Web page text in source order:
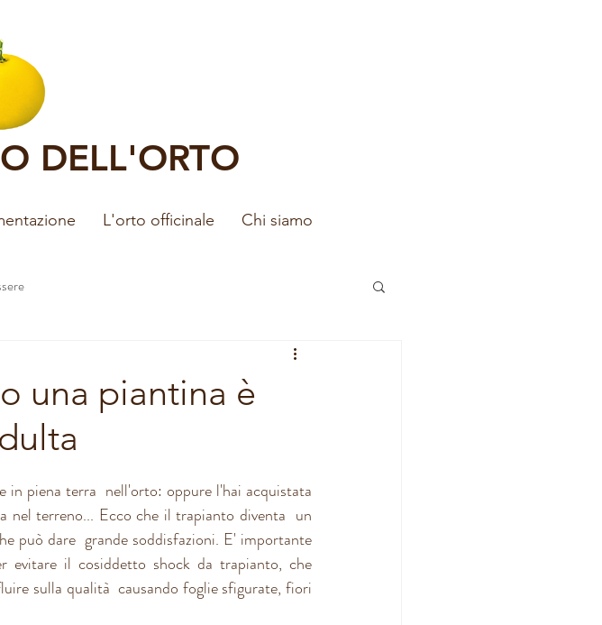
DELL'ORTO
L'orto officinale Chi siamo
una piantina è
in piena terra  nell'orto: oppure l'hai acquistata
nel terreno... Ecco che il trapianto diventa  un
può dare  grande soddisfazioni. E' importante
evitare il cosiddetto shock da trapianto, che
sulla qualità  causando foglie sfigurate, fiori